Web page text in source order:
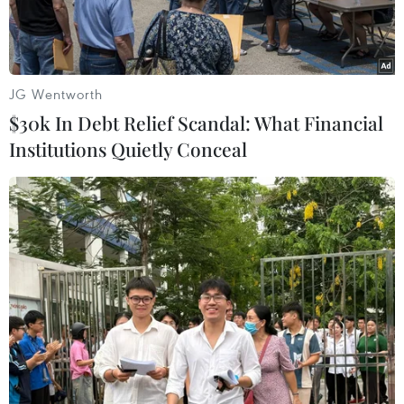
Cư dân địa phương tuần hành phản đối Taliban tại Kandahar,
Afghanistan ngày 14/9. (Ảnh: AFP/TTXVN)
Liên minh châu Âu (EU) ngày 15/9 đã cam kết
tăng cường viện trợ cho Afghanistan, đồng thời
khẳng định sẽ sát cánh cùng người dân quốc gia
JG Wentworth
$30k In Debt Relief Scandal: What Financial
Institutions Quietly Conceal